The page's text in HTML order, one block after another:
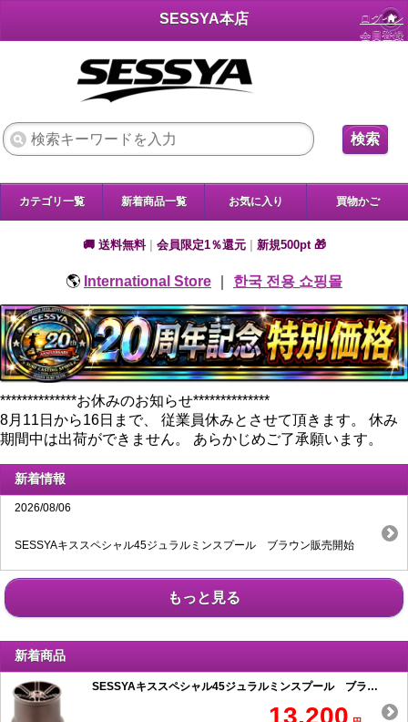
SESSYA本店
ログイン
会員登録
検索
カテゴリ一覧 新着商品一覧 お気に入り 買物かご
🚚 送料無料 会員限定1％還元 新規500pt 🎁
🌎 International Store 한국 전용 쇼핑몰
**************お休みのお知らせ**************
8月11日から16日まで、 従業員休みとさせて頂きます。 休み
期間中は出荷ができません。 あらかじめご了承願います。
新着情報
2026/08/06
SESSYAキススペシャル45ジュラルミンスプール ブラウン販売開始
もっと見る
新着商品
SESSYAキススペシャル45ジュラルミンスプール ブラウン
13,200